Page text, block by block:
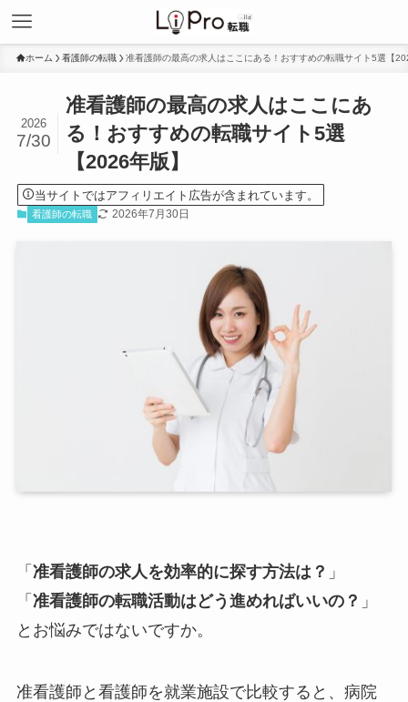
ホーム 看護師の転職 准看護師の最高の求人はここにある！おすすめの転職サイト5選【
准看護師の最高の求人はここにあ
る！おすすめの転職サイト5選
【2026年版】
2026
7/30
当サイトではアフィリエイト広告が含まれています。
看護師の転職 2026年7月30日
「 准看護師の求人を効率的に探す方法は？ 」
「 准看護師の転職活動はどう進めればいいの？ 」
とお悩みではないですか。
准看護師と看護師を就業施設で比較すると、病院